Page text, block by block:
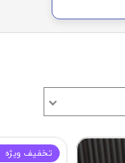
آون توستر
گریل
◼️ ظرف و ظروف
قابلمه
تخفيف ويژه